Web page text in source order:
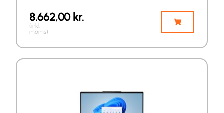
8.662,00kr.
(inkl.
moms)